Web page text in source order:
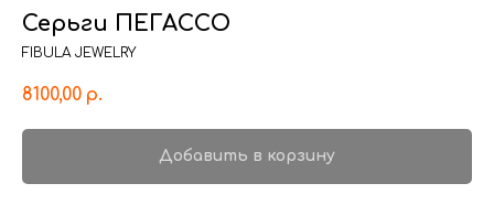
Серьги ПЕГАССО
FIBULA JEWELRY
8100,00 р.
Добавить в корзину